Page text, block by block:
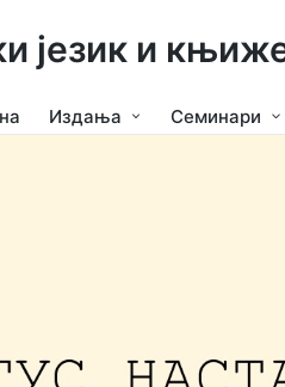
језик и
Издања Семинари